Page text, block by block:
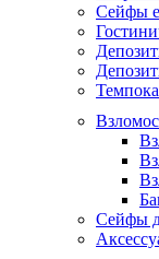
Сейфы
Сейфы